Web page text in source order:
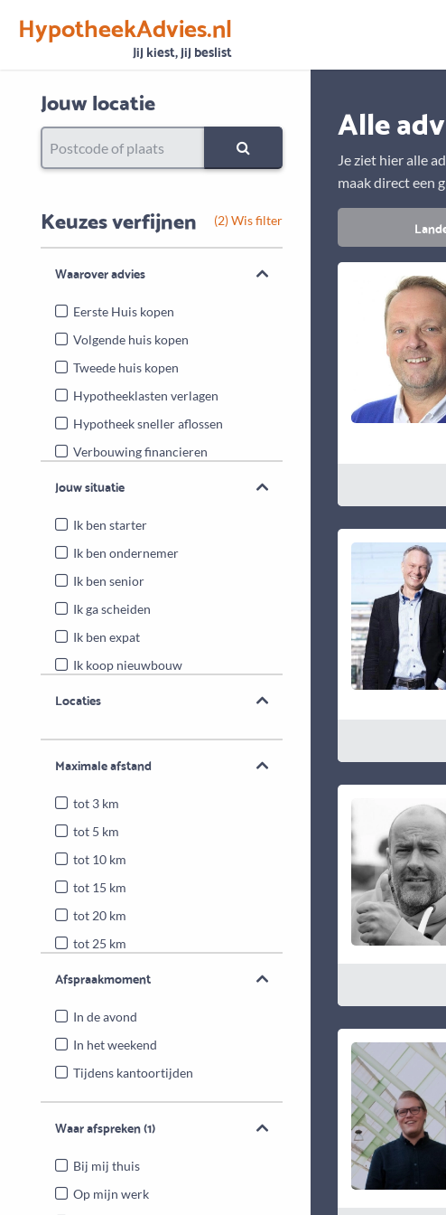
HypotheekAdvies.nl
Jij kiest, jij beslist
VertrouwenAlle basisgegevens zijn gecontroleerd
Jouw locatie
Keuzes verfijnen (2) Wis filter
Waarover advies
Eerste Huis kopen
Volgende huis kopen
Tweede huis kopen
Hypotheeklasten verlagen
Hypotheek sneller aflossen
Verbouwing financieren
Energiebesparende maatregelen
Jouw situatie
Ik ben starter
Ik ben ondernemer
Ik ben senior
Ik ga scheiden
Ik ben expat
Ik koop nieuwbouw
Locaties
Maximale afstand
tot 3 km
tot 5 km
tot 10 km
tot 15 km
tot 20 km
tot 25 km
Heel Nederland
Afspraakmoment
In de avond
In het weekend
Tijdens kantoortijden
Waar afspreken(1)
Bij mij thuis
Op mijn werk
Alle
Je ziet hier alle
maak direct een